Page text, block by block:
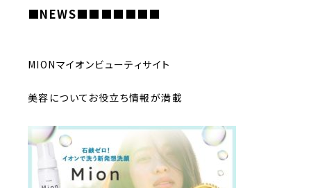
■NEWS■■■■ ■■■
MIONマイオンビューティサイト
美容についてお役立ち情報が満載